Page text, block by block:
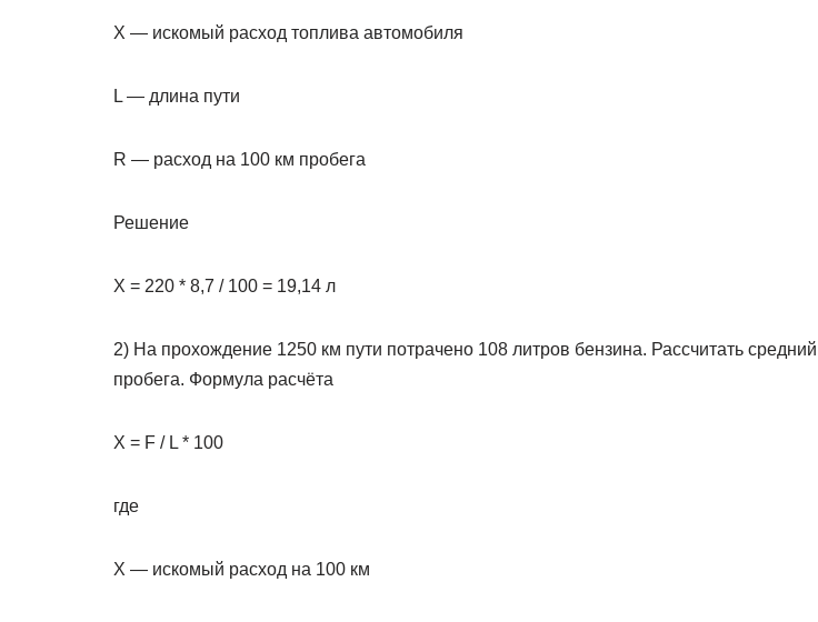
X — искомый расход топлива автомобиля
L — длина пути
R — расход на 100 км пробега
Решение
X = 220 * 8,7 / 100 = 19,14 л
2) На прохождение 1250 км пути потрачено 108 литров бензина. Рассчитать
пробега. Формула расчёта
X = F / L * 100
где
X — искомый расход на 100 км